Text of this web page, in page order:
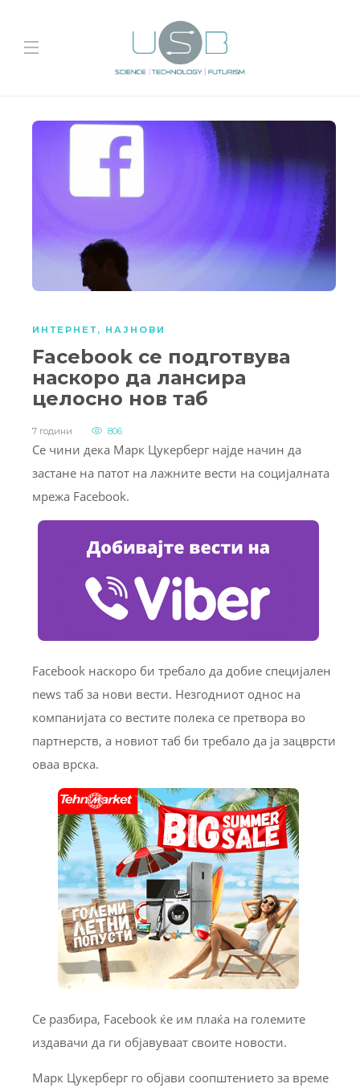
ИНТЕРНЕТ, НАЈНОВИ
Facebook се подготвува
наскоро да лансира
целосно нов таб
7 години 806
Се чини дека Марк Цукерберг најде начин да
застане на патот на лажните вести на социјалната
мрежа Facebook.
Facebook наскоро би требало да добие специјален
news таб за нови вести. Незгодниот однос на
компанијата со вестите полека се претвора во
партнерств, а новиот таб би требало да ја зацврсти
оваа врска.
Се разбира, Facebook ќе им плаќа на големите
издавачи да ги објавуваат своите новости.
Марк Цукерберг го објави соопштението за време